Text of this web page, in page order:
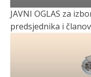
JAVNI OGLAS za
predsjednika i